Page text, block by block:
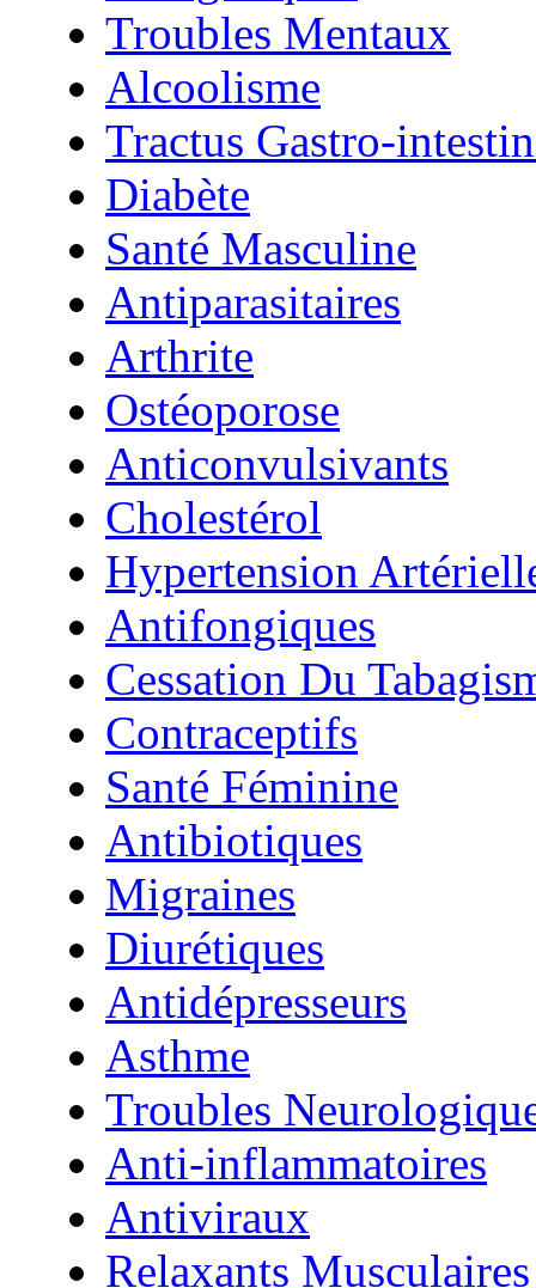
Troubles Mentaux
Alcoolisme
Tractus Gastro-
Diabète
Santé Masculine
Antiparasitaires
Arthrite
Ostéoporose
Anticonvulsivants
Cholestérol
Hypertension
Antifongiques
Cessation Du
Contraceptifs
Santé Féminine
Antibiotiques
Migraines
Diurétiques
Antidépresseurs
Asthme
Troubles
Anti-inflammatoires
Antiviraux
Relaxants Musculaires